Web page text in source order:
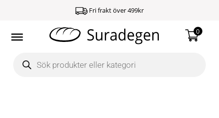
innehåll
Fri frakt över 499kr
0
search